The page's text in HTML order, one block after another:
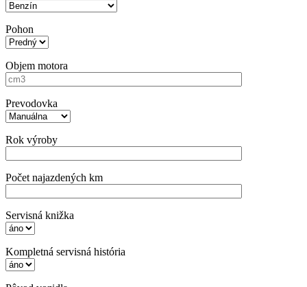
Pohon
Objem motora
Prevodovka
Rok výroby
Počet najazdených km
Servisná knižka
Kompletná servisná história